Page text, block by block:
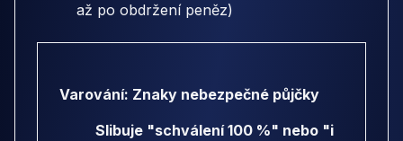
až po obdržení peněz)
Varování: Znaky nebezpečné půjčky
Slibuje "schválení 100 %" nebo "i